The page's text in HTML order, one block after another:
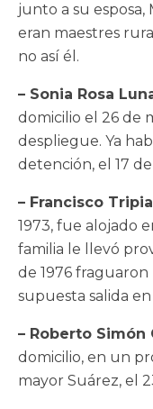
junto a su esposa,
eran maestres
no así él.
– Sonia Rosa
domicilio el 26 de
despliegue. Ya
detención, el 17
– Francisco
1973, fue alojado
familia le llevó
de 1976
supuesta salida
– Roberto Simón
domicilio, en un
mayor Suárez, el